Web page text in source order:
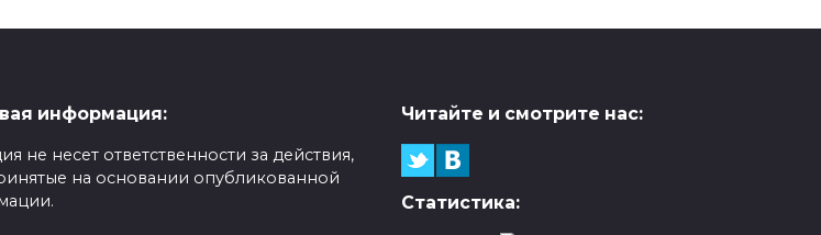
информация:
не несет ответственности за действия,
на основании опубликованной
Читайте и смотрите нас:
Статистика: